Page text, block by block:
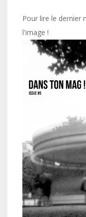
Pour lire le dernier
l'image !